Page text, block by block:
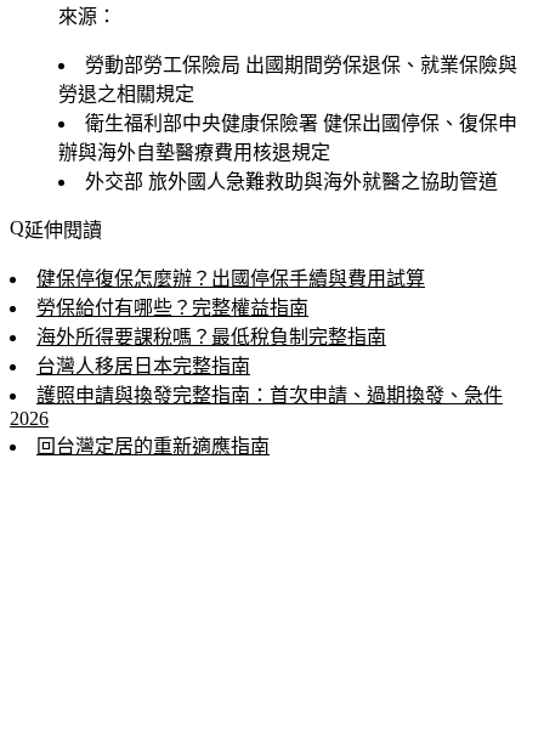
來源：
勞動部勞工保險局 出國期間勞保退保、就業保險與
勞退之相關規定
衛生福利部中央健康保險署 健保出國停保、復保申
辦與海外自墊醫療費用核退規定
外交部 旅外國人急難救助與海外就醫之協助管道
延伸閱讀
健保停復保怎麼辦？出國停保手續與費用試算
勞保給付有哪些？完整權益指南
海外所得要課稅嗎？最低稅負制完整指南
台灣人移居日本完整指南
護照申請與換發完整指南：首次申請、過期換發、急件
2026
回台灣定居的重新適應指南